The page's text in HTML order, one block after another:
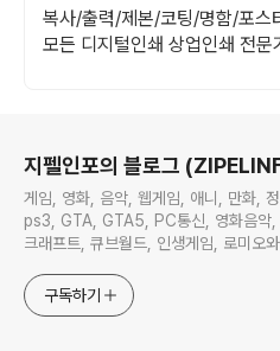
복사/출력/제본/코팅/명함/포스
모든 디지털인쇄 상업인쇄 전문
지펠인포의 블로그
게임, 영화, 음악, 웹게임, 애니, 만화,
ps3, GTA, GTA5, PC통신, 영화음악,
크래프트, 큐브월드, 인생게임, 로미오
차, 르노삼성, 쉐보레, 지엠대우
구독하기